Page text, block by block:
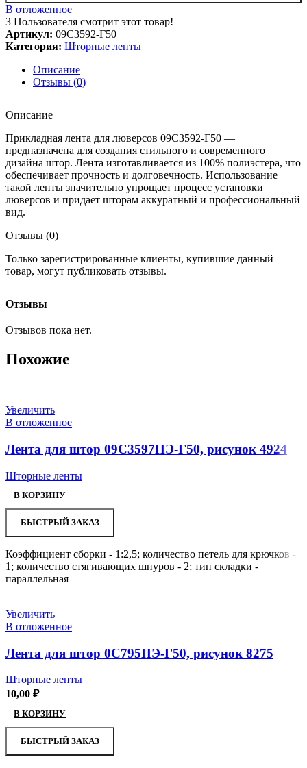
В отложенное
3 Пользователя смотрит этот товар!
Артикул: 09С3592-Г50
Категория: Шторные ленты
Описание
Отзывы (0)
Описание
Прикладная лента для люверсов 09С3592-Г50 —
предназначена для создания стильного и современного
дизайна штор. Лента изготавливается из 100% полиэстера, что
обеспечивает прочность и долговечность. Использование
такой ленты значительно упрощает процесс установки
люверсов и придает шторам аккуратный и профессиональный
вид.
Отзывы (0)
Отзывы
Отзывов пока нет.
Только зарегистрированные клиенты, купившие данный
товар, могут публиковать отзывы.
Похожие
Увеличить
В отложенное
Лента для штор 09С3597ПЭ-Г50, рисунок 4924
Шторные ленты
В КОРЗИНУ
БЫСТРЫЙ ЗАКАЗ
Коэффициент сборки - 1:2,5; количество петель для крючков -
1; количество стягивающих шнуров - 2; тип складки -
параллельная
Увеличить
В отложенное
Лента для штор 0С795ПЭ-Г50, рисунок 8275
Шторные ленты
10,00 ₽
В КОРЗИНУ
БЫСТРЫЙ ЗАКАЗ